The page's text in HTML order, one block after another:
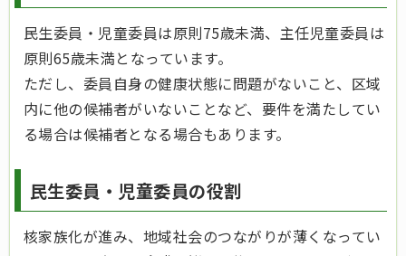
民生委員・児童委員は原則75歳未満、主任児童委員は
原則65歳未満となっています。
ただし、委員自身の健康状態に問題がないこと、区域
内に他の候補者がいないことなど、要件を満たしてい
る場合は候補者となる場合もあります。
民生委員・児童委員の役割
核家族化が進み、地域社会のつながりが薄くなってい